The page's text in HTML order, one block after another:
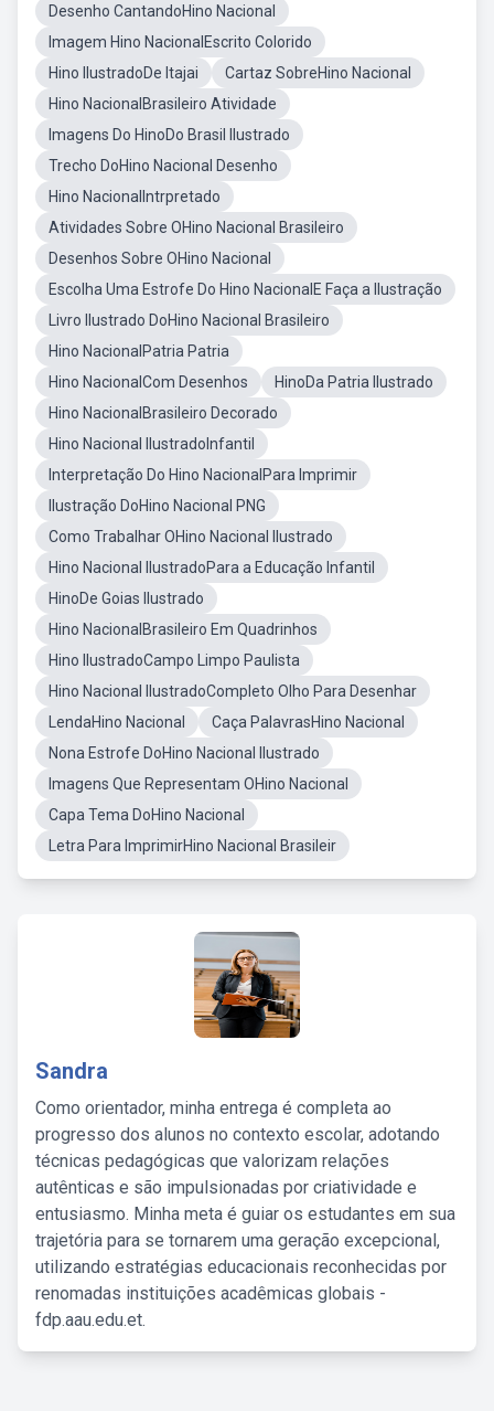
Desenho CantandoHino Nacional
Imagem Hino NacionalEscrito Colorido
Hino IlustradoDe Itajai
Cartaz SobreHino Nacional
Hino NacionalBrasileiro Atividade
Imagens Do HinoDo Brasil Ilustrado
Trecho DoHino Nacional Desenho
Hino NacionalIntrpretado
Atividades Sobre OHino Nacional Brasileiro
Desenhos Sobre OHino Nacional
Escolha Uma Estrofe Do Hino NacionalE Faça a Ilustração
Livro Ilustrado DoHino Nacional Brasileiro
Hino NacionalPatria Patria
Hino NacionalCom Desenhos
HinoDa Patria Ilustrado
Hino NacionalBrasileiro Decorado
Hino Nacional IlustradoInfantil
Interpretação Do Hino NacionalPara Imprimir
Ilustração DoHino Nacional PNG
Como Trabalhar OHino Nacional Ilustrado
Hino Nacional IlustradoPara a Educação Infantil
HinoDe Goias Ilustrado
Hino NacionalBrasileiro Em Quadrinhos
Hino IlustradoCampo Limpo Paulista
Hino Nacional IlustradoCompleto Olho Para Desenhar
LendaHino Nacional
Caça PalavrasHino Nacional
Nona Estrofe DoHino Nacional Ilustrado
Imagens Que Representam OHino Nacional
Capa Tema DoHino Nacional
Letra Para ImprimirHino Nacional Brasileir
Sandra
Como orientador, minha entrega é completa ao
progresso dos alunos no contexto escolar, adotando
técnicas pedagógicas que valorizam relações
autênticas e são impulsionadas por criatividade e
entusiasmo. Minha meta é guiar os estudantes em sua
trajetória para se tornarem uma geração excepcional,
utilizando estratégias educacionais reconhecidas por
renomadas instituições acadêmicas globais -
fdp.aau.edu.et.